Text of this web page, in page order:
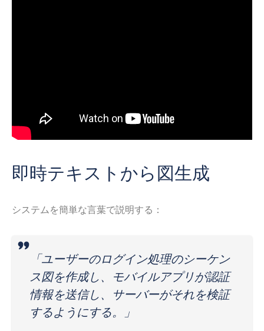
即時テキストから図生成
システムを簡単な言葉で説明する：
「ユーザーのログイン処理のシーケン
ス図を作成し、モバイルアプリが認証
情報を送信し、サーバーがそれを検証
するようにする。」